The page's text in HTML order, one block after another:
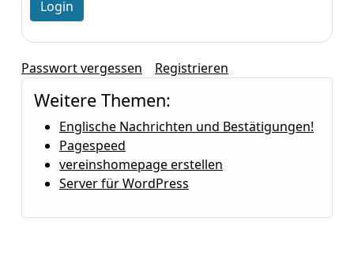
Passwort vergessen Registrieren
Weitere Themen:
Englische Nachrichten und Bestätigungen!
Pagespeed
vereinshomepage erstellen
Server für WordPress